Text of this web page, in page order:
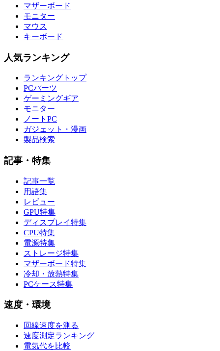
マザーボード
モニター
マウス
キーボード
人気ランキング
ランキングトップ
PCパーツ
ゲーミングギア
モニター
ノートPC
ガジェット・漫画
製品検索
記事・特集
記事一覧
用語集
レビュー
GPU特集
ディスプレイ特集
CPU特集
電源特集
ストレージ特集
マザーボード特集
冷却・放熱特集
PCケース特集
速度・環境
回線速度を測る
速度測定ランキング
電気代を比較